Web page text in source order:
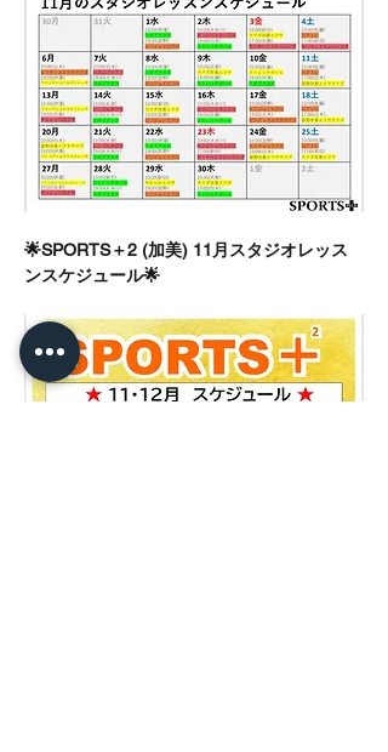
🌟SPORTS＋2 (加美) 11月スタジオレッス
ンスケジュール🌟